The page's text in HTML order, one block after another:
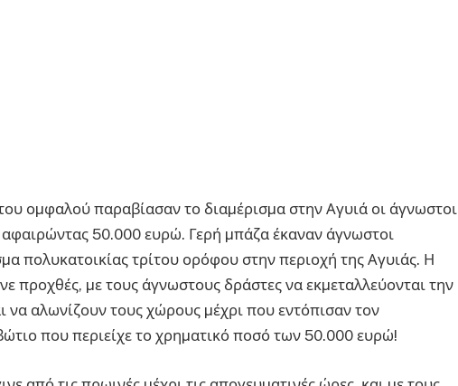
οµφαλού παραβίασαν το διαµέρισµα στην Αγυιά οι άγνωστοι
αφαιρώντας 50.000 ευρώ. Γερή µπάζα έκαναν άγνωστοι
πολυκατοικίας τρίτου ορόφου στην περιοχή της Αγυιάς. Η
προχθές, µε τους άγνωστους δράστες να εκµεταλλεύονται την
να αλωνίζουν τους χώρους µέχρι που εντόπισαν τον
που περιείχε το χρηµατικό ποσό των 50.000 ευρώ!